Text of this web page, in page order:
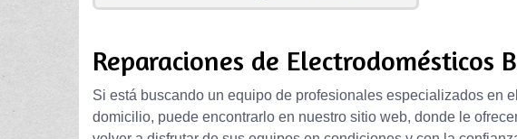
Reparaciones de Electrodomésticos
Si está buscando un equipo de profesionales especializados en
domicilio, puede encontrarlo en nuestro sitio web, donde le